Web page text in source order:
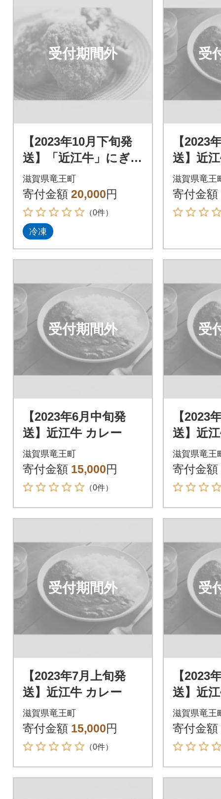
受付期間外
【2023年10月下旬発
送】「近江牛」にぎわ
いセット
滋賀県竜王町
寄付金額 20,000円
（0件）
冷凍
受
【2023
送】近
滋賀県竜王
寄付金額
受付期間外
【2023年6月中旬発
送】近江牛 カレー
滋賀県竜王町
寄付金額 15,000円
（0件）
受
【2023
送】近
滋賀県竜王
寄付金額
受付期間外
【2023年7月上旬発
送】近江牛 カレー
滋賀県竜王町
寄付金額 15,000円
（0件）
受
【2023
送】近
滋賀県竜王
寄付金額